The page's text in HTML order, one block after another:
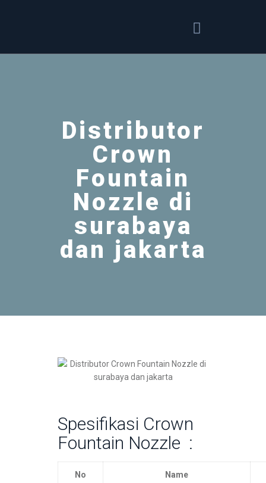
Distributor
Crown
Fountain
Nozzle di
surabaya
dan jakarta
Spesifikasi Crown
Fountain Nozzle :
No Name